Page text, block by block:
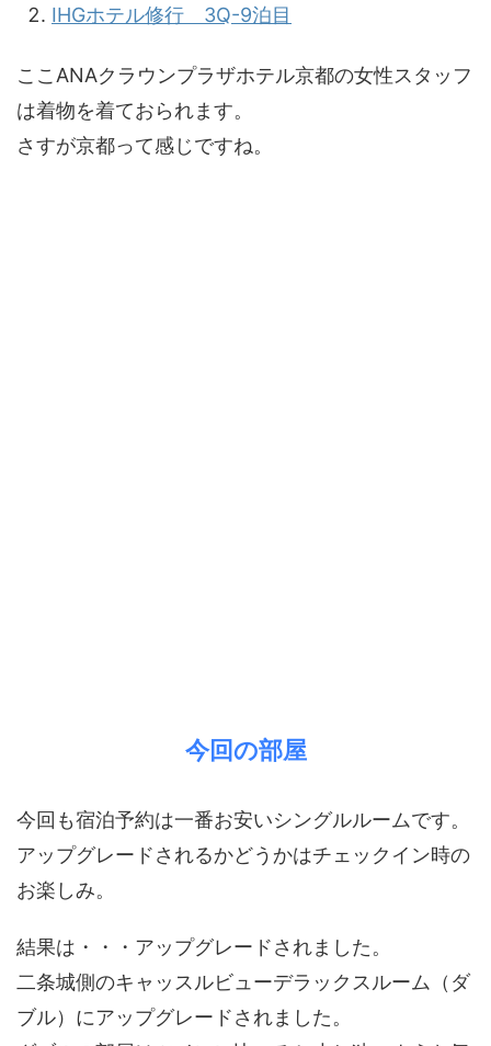
IHGホテル修行 3Q-9泊目
ここANAクラウンプラザホテル京都の女性スタッフ
は着物を着ておられます。
さすが京都って感じですね。
今回の部屋
今回も宿泊予約は一番お安いシングルルームです。
アップグレードされるかどうかはチェックイン時の
お楽しみ。
結果は・・・アップグレードされました。
二条城側のキャッスルビューデラックスルーム（ダ
ブル）にアップグレードされました。